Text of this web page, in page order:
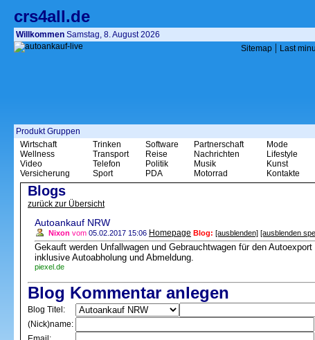
crs4all.de
Willkommen Samstag, 8. August 2026
Sitemap | Last
Produkt Gruppen
Wirtschaft
Wellness
Video
Versicherung
Trinken
Transport
Telefon
Sport
Software
Reise
Politik
PDA
Partnerschaft
Nachrichten
Musik
Motorrad
Mode
Lifestyle
Kunst
Kontakte
Blogs
zurück zur Übersicht
Autoankauf NRW
Nixon vom 05.02.2017 15:06 Homepage Blog: [ausblenden] [ausblenden
Gekauft werden Unfallwagen und Gebrauchtwagen für den
inklusive Autoabholung und Abmeldung.
piexel.de
Blog Kommentar anlegen
Blog Titel:
(Nick)name: